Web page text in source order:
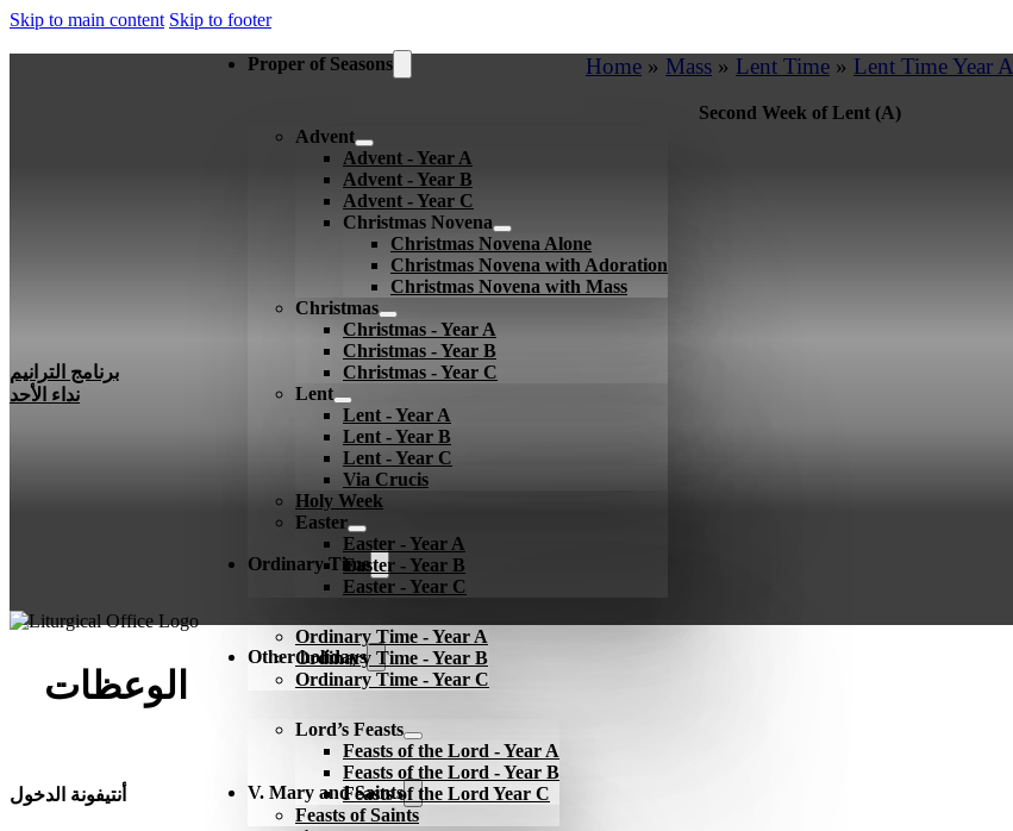
Skip to main content Skip to footer
Proper of Seasons
Advent
Advent - Year A
Advent - Year B
Advent - Year C
Christmas Novena
Christmas Novena Alone
Christmas Novena with Adoration
Christmas Novena with Mass
Christmas
Christmas - Year A
Christmas - Year B
Christmas - Year C
Lent
Lent - Year A
Lent - Year B
Lent - Year C
Via Crucis
Holy Week
Easter
Easter - Year A
Easter - Year B
Easter - Year C
Ordinary Time
Ordinary Time - Year A
Ordinary Time - Year B
Ordinary Time - Year C
Other holidays
Lord’s Feasts
Feasts of the Lord - Year A
Feasts of the Lord - Year B
Feasts of the Lord Year C
Feasts of Saints
V. Mary and Saints
Home » Mass » Lent Time » Lent Time Year A
Second Week of Lent (A)
برنامج الترانيم
نداء الأحد
الوعظات
أنتيفونة الدخول